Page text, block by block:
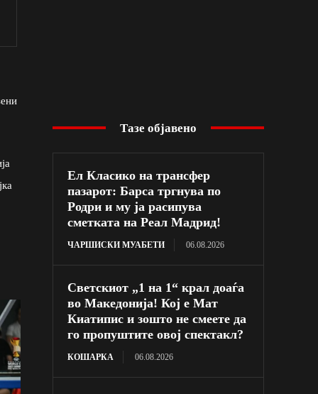
Тазе објавено
Ел Класико на трансфер
пазарот: Барса тргнува по
Родри и му ја расипува
сметката на Реал Мадрид!
ЧАРШИСКИ МУАБЕТИ 06.08.2026
Светскиот „1 на 1“ крал доаѓа
во Македонија! Кој е Мат
Киатипис и зошто не смеете да
го пропуштите овој спектакл?
КОШАРКА 06.08.2026